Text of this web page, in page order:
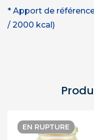
* Apport de
/ 2000 kcal)
EN RUPTURE